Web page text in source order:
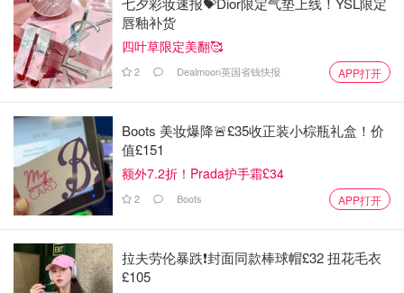
唇釉补货
四叶草限定美翻🥰
2 Dealmoon英国省钱快报 APP打开
Boots 美妆爆降🚨£35收正装小棕瓶礼盒！价
值£151
额外7.2折！Prada护手霜£34
2 Boots APP打开
拉夫劳伦暴跌❗️封面同款棒球帽£32 扭花毛衣
£105